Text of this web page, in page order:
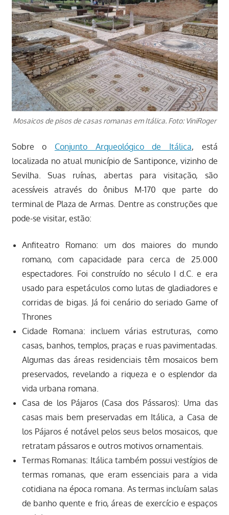
Mosaicos de pisos de casas romanas em Itálica. Foto: ViniRoger
Sobre o Conjunto Arqueológico de Itálica, está
localizada no atual município de Santiponce, vizinho de
Sevilha. Suas ruínas, abertas para visitação, são
acessíveis através do ônibus M-170 que parte do
terminal de Plaza de Armas. Dentre as construções que
pode-se visitar, estão:
Anfiteatro Romano: um dos maiores do mundo
romano, com capacidade para cerca de 25.000
espectadores. Foi construído no século I d.C. e era
usado para espetáculos como lutas de gladiadores e
corridas de bigas. Já foi cenário do seriado Game of
Thrones
Cidade Romana: incluem várias estruturas, como
casas, banhos, templos, praças e ruas pavimentadas.
Algumas das áreas residenciais têm mosaicos bem
preservados, revelando a riqueza e o esplendor da
vida urbana romana.
Casa de los Pájaros (Casa dos Pássaros): Uma das
casas mais bem preservadas em Itálica, a Casa de
los Pájaros é notável pelos seus belos mosaicos, que
retratam pássaros e outros motivos ornamentais.
Termas Romanas: Itálica também possui vestígios de
termas romanas, que eram essenciais para a vida
cotidiana na época romana. As termas incluíam salas
de banho quente e frio, áreas de exercício e espaços